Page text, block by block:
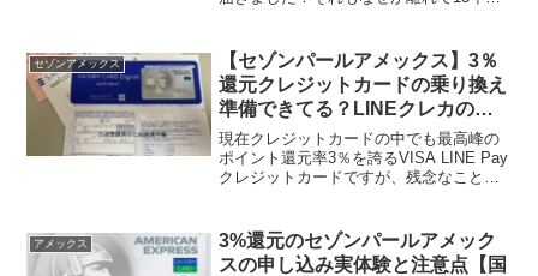
届いてるで」と親に手渡されました。ち
ょっとびっ...
セゾンアメックス
【セゾンパールアメックス】3％
還元クレジットカードの乗り換え
準備できてる？LINEクレカの後
継カード
現在クレジットカードの中でも最高峰の
ポイント還元率3％を誇るVISA LINE Pay
クレジットカードですが、残念なことに
ことで、LINEクレカの後釜である後継...
アメックス
3%還元のセゾンパールアメック
スの申し込み実体験と注意点【国